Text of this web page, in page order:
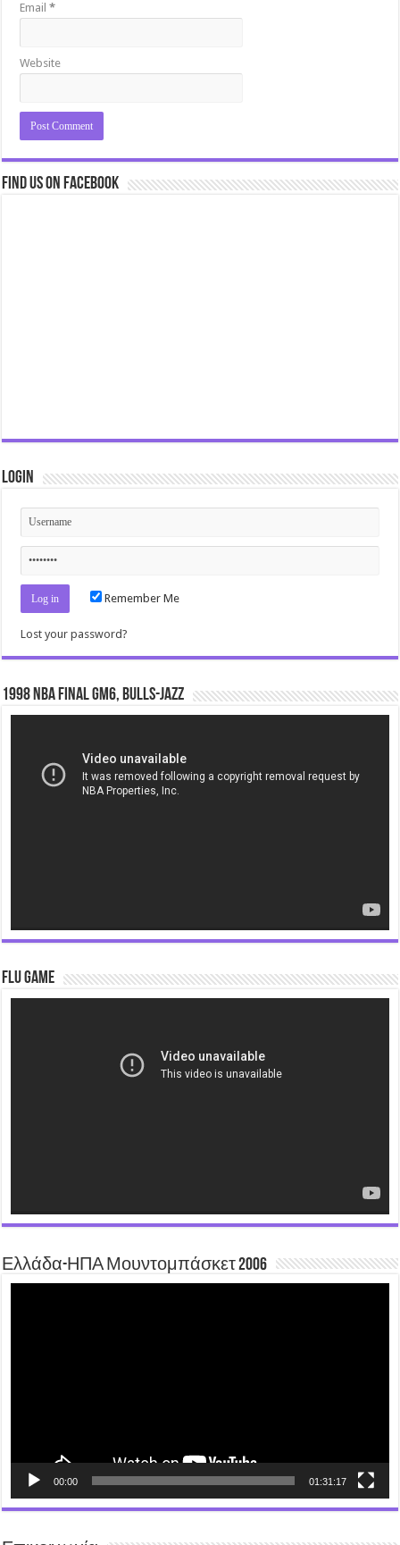
Email*
Website
Find us on Facebook
Login
Remember Me
Lost your password?
1998 NBA Final gm6, Bulls-Jazz
Flu Game
Ελλάδα-ΗΠΑ Μουντομπάσκετ 2006
00:00 01:31:17